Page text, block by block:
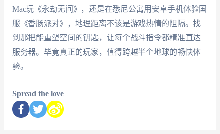
Mac玩《永劫无间》，还是在悉尼公寓用安卓手机体验国
服《香肠派对》，地理距离不该是游戏热情的阻隔。找
到那把能重塑空间的钥匙，让每个战斗指令都精准直达
服务器。毕竟真正的玩家，值得跨越半个地球的畅快体
验。
Spread the love